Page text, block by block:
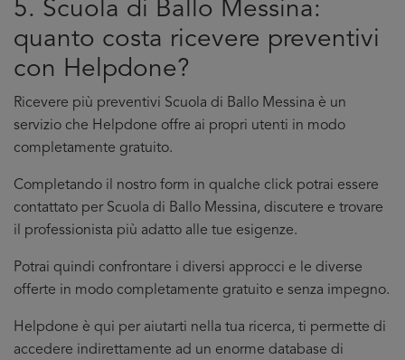
5. Scuola di Ballo Messina:
quanto costa ricevere preventivi
con Helpdone?
Ricevere più preventivi Scuola di Ballo Messina è un
servizio che Helpdone offre ai propri utenti in modo
completamente gratuito.
Completando il nostro form in qualche click potrai essere
contattato per Scuola di Ballo Messina, discutere e trovare
il professionista più adatto alle tue esigenze.
Potrai quindi confrontare i diversi approcci e le diverse
offerte in modo completamente gratuito e senza impegno.
Helpdone è qui per aiutarti nella tua ricerca, ti permette di
accedere indirettamente ad un enorme database di